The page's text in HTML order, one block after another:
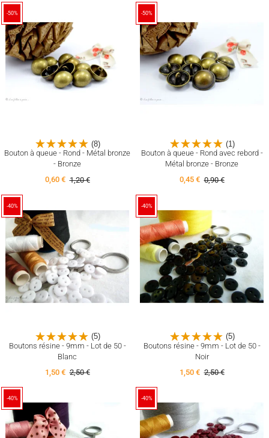
-50%
(8)
Bouton à queue - Rond - Métal bronze
- Bronze
0,60 € 1,20 €
-50%
(1)
Bouton à queue - Rond avec rebord -
Métal bronze - Bronze
0,45 € 0,90 €
-40%
(5)
Boutons résine - 9mm - Lot de 50 -
Blanc
1,50 € 2,50 €
-40%
(5)
Boutons résine - 9mm - Lot de 50 -
Noir
1,50 € 2,50 €
-40% -40%